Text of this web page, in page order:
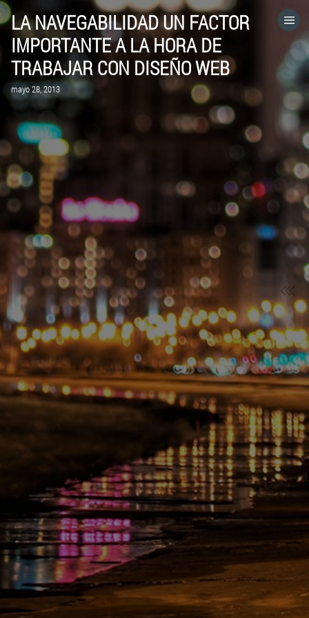
LA NAVEGABILIDAD UN FACTOR
IMPORTANTE A LA HORA DE
TRABAJAR CON DISEÑO WEB
mayo 28, 2013
HOME
CATEGORÍAS